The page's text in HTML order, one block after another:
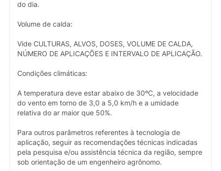
do dia.
Volume de calda:
Vide CULTURAS, ALVOS, DOSES, VOLUME DE CALDA,
NÚMERO DE APLICAÇÕES E INTERVALO DE APLICAÇÃO.
Condições climáticas:
A temperatura deve estar abaixo de 30ºC, a velocidade
do vento em torno de 3,0 a 5,0 km/h e a umidade
relativa do ar maior que 50%.
Para outros parâmetros referentes à tecnologia de
aplicação, seguir as recomendações técnicas indicadas
pela pesquisa e/ou assistência técnica da região, sempre
sob orientação de um engenheiro agrônomo.